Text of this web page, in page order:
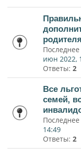
июн 2022,
Ответы: 2
Все
семей,
14:49
Ответы: 2